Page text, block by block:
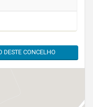
DESTE CONCELHO